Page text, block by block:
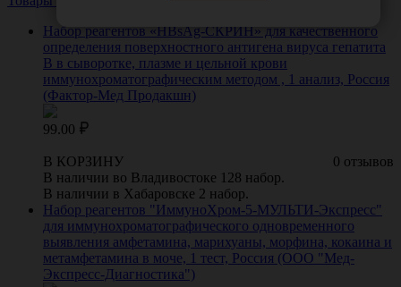
Набор реагентов «HBsAg-СКРИН» для качественного
определения поверхностного антигена вируса гепатита
В в сыворотке, плазме и цельной крови
иммунохроматографическим методом , 1 анализ, Россия
(Фактор-Мед Продакшн)
99.00
0 отзывов
В КОРЗИНУ
В наличии во Владивостоке 128 набор.
В наличии в Хабаровске 2 набор.
Набор реагентов "ИммуноХром-5-МУЛЬТИ-Экспресс"
для иммунохроматографического одновременного
выявления амфетамина, марихуаны, морфина, кокаина и
метамфетамина в моче, 1 тест, Россия (ООО "Мед-
Экспресс-Диагностика")